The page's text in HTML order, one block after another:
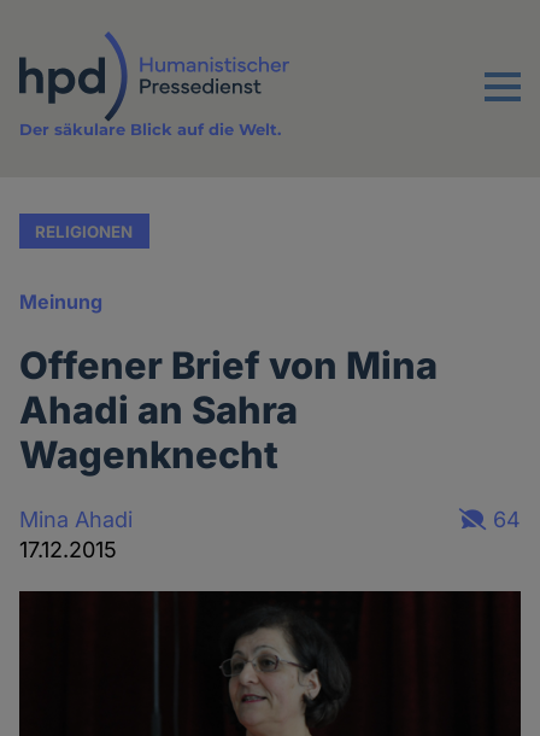
Inhalt
Menu
Der säkulare Blick auf die Welt.
RELIGIONEN
Meinung
Offener Brief von Mina
Ahadi an Sahra
Wagenknecht
Mina Ahadi
17.12.2015
64